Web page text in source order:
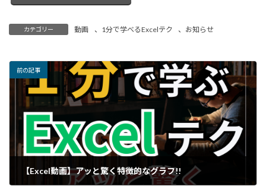
カテゴリー 動画 、 1分で学べるExcelテク 、 お知らせ
前の記事
【Excel動画】アッと驚く特徴的なグラフ!!